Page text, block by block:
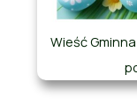
Wieść